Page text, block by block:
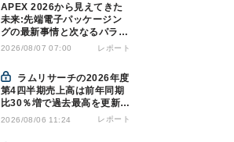
APEX 2026から見えてきた
未来:先端電子パッケージン
グの最新事情と次なるパラダ
イムシフト
2026/08/07 07:00 レポート
第4四半期売上高は前年同期
比30％増で過去最高を更新、
NAND関連が好調
2026/08/06 11:24 レポート